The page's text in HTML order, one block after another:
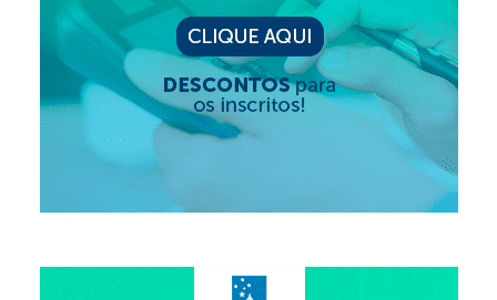
Decisões
Portarias
Resoluções
Desagravo Público
Processos Éticos